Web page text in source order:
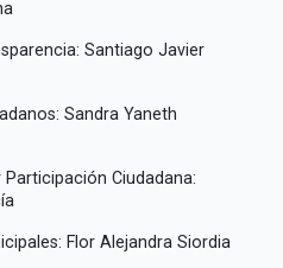
Santiago Javier
Sandra Yaneth
Ciudadana:
Flor Alejandra Siordia